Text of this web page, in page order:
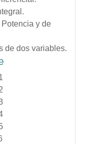
y de
de dos variables.